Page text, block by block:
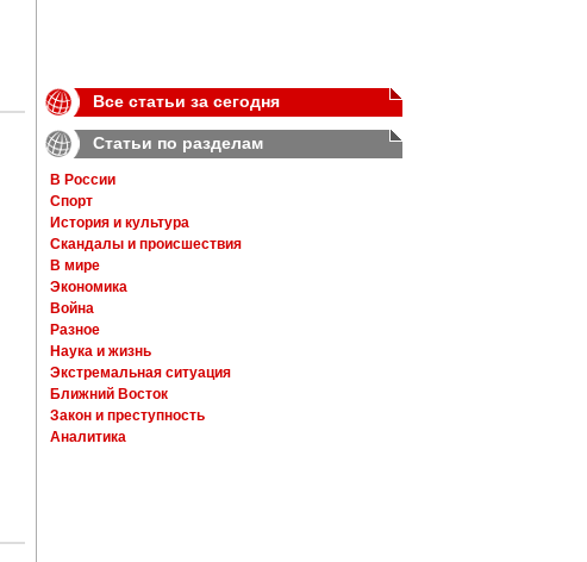
Все статьи за сегодня
Статьи по разделам
В России
Спорт
История и культура
Скандалы и происшествия
В мире
Экономика
Война
Разное
Наука и жизнь
Экстремальная ситуация
Ближний Восток
Закон и преступность
Аналитика